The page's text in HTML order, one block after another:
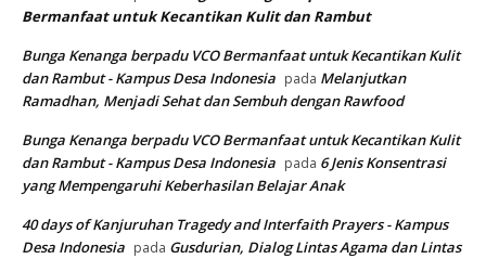
Bermanfaat untuk Kecantikan Kulit dan Rambut
Bunga Kenanga berpadu VCO Bermanfaat untuk Kecantikan Kulit
dan Rambut - Kampus Desa Indonesia pada Melanjutkan
Ramadhan, Menjadi Sehat dan Sembuh dengan Rawfood
Bunga Kenanga berpadu VCO Bermanfaat untuk Kecantikan Kulit
dan Rambut - Kampus Desa Indonesia pada 6 Jenis Konsentrasi
yang Mempengaruhi Keberhasilan Belajar Anak
40 days of Kanjuruhan Tragedy and Interfaith Prayers - Kampus
Desa Indonesia pada Gusdurian, Dialog Lintas Agama dan Lintas